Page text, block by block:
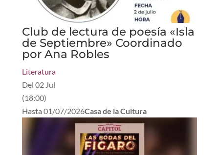
Club de lectura de poesía «Isla
de Septiembre» Coordinado
por Ana Robles
Literatura
Del 02 Jul
(18:00)
Hasta 01/07/2026Casa de la Cultura